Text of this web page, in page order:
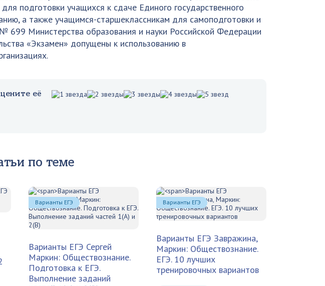
подготовки учащихся к сдаче Единого государственного
а также учащимся-старшеклассникам для самоподготовки и
699 Министерства образования и науки Российской Федерации
«Экзамен» допущены к использованию в
её
по теме
Варианты ЕГЭ Сергей
Маркин: Обществознание.
Подготовка к ЕГЭ.
Выполнение заданий
Варианты ЕГЭ
Варианты ЕГЭ Завражина,
Маркин: Обществознание.
ЕГЭ. 10 лучших
тренировочных вариантов
Варианты ЕГЭ